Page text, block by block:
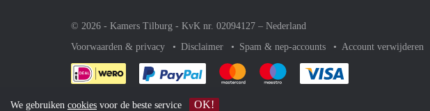
© 2026 - Kamers Tilburg - KvK nr. 02094127 – Nederland
Voorwaarden & privacy
Disclaimer Spam & nep-accounts Account verwijderen
Je rekent gemakkelijk af met Paypal
Je rekent gemakkelijk af met Mastercard
Je rekent gemakkelijk af met Meastro
We gebruiken cookies voor de beste service OK!